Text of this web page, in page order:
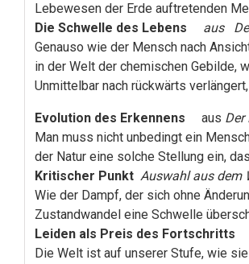
Lebewesen der Erde auftretenden
Die Schwelle des Lebens
aus
Genauso wie der Mensch nach
in der Welt der chemischen Gebilde,
Unmittelbar nach rückwärts
Evolution des Erkennens aus Der
Man muss nicht unbedingt ein
der Natur eine solche Stellung ein,
Kritischer Punkt Auswahl aus dem
Wie der Dampf, der sich ohne
Zustandwandel eine Schwelle
Leiden als Preis des Fortschritts
Die Welt ist auf unserer Stufe, wie